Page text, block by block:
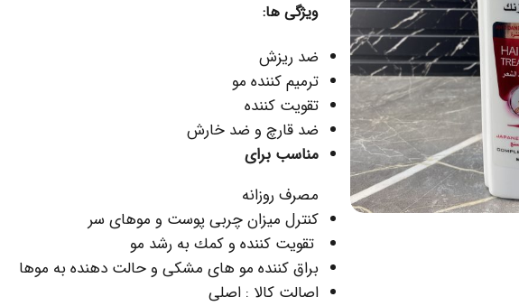
ویژگی‌ ها:
ضد ریزش
ترميم كننده مو
تقویت کننده
ضد قارچ و ضد خارش
مناسب برای
مصرف روزانه
كنترل ميزان چربى پوست و موهاى سر
تقويت كننده و كمك به رشد مو
براق كننده مو هاى مشكى و حالت دهنده به موها
اصالت کالا : اصلی